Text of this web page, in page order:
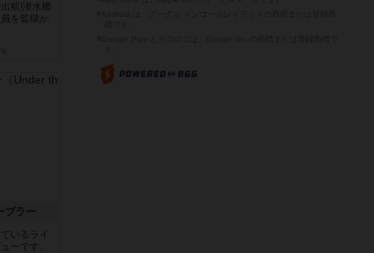
航!潜水艦
を監獄か
ブラー
いるライ
ーです。